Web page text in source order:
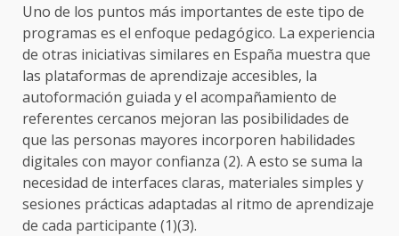
Uno de los puntos más importantes de este tipo de
programas es el enfoque pedagógico. La experiencia
de otras iniciativas similares en España muestra que
las plataformas de aprendizaje accesibles, la
autoformación guiada y el acompañamiento de
referentes cercanos mejoran las posibilidades de
que las personas mayores incorporen habilidades
digitales con mayor confianza (2). A esto se suma la
necesidad de interfaces claras, materiales simples y
sesiones prácticas adaptadas al ritmo de aprendizaje
de cada participante (1)(3).